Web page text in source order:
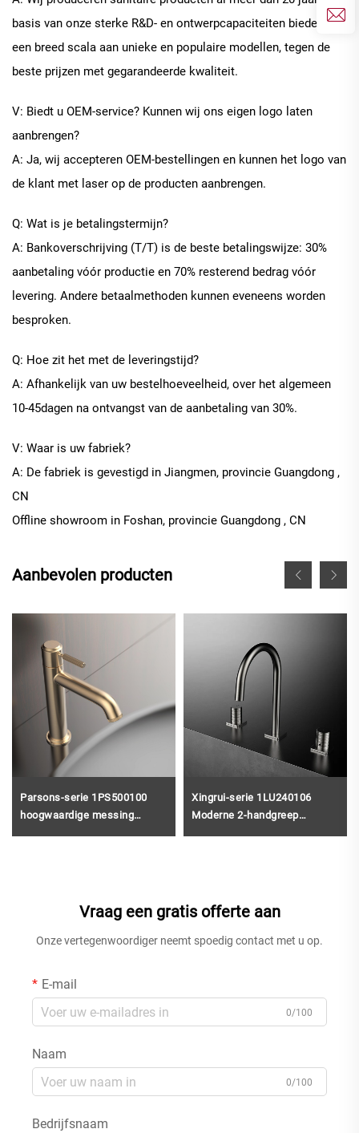
basis van onze sterke R&D- en ontwerpcapaciteiten bieden wij
een breed scala aan unieke en populaire modellen, tegen de
beste prijzen met gegarandeerde kwaliteit.
V: Biedt u OEM-service? Kunnen wij ons eigen logo laten
aanbrengen?
A: Ja, wij accepteren OEM-bestellingen en kunnen het logo van
de klant met laser op de producten aanbrengen.
Q: Wat is je betalingstermijn?
A: Bankoverschrijving (T/T) is de beste betalingswijze: 30%
aanbetaling vóór productie en 70% resterend bedrag vóór
levering. Andere betaalmethoden kunnen eveneens worden
besproken.
Q: Hoe zit het met de leveringstijd?
A: Afhankelijk van uw bestelhoeveelheid, over het algemeen
10-45dagen na ontvangst van de aanbetaling van 30%.
V: Waar is uw fabriek?
A: De fabriek is gevestigd in Jiangmen, provincie Guangdong ,
CN
Offline showroom in Foshan, provincie Guangdong , CN
Aanbevolen producten
Parsons-serie 1PS500100
hoogwaardige messing
Xingrui-serie 1LU240106
Moderne 2-handgreep
chroom
Vraag een gratis offerte aan
Onze vertegenwoordiger neemt spoedig contact met u op.
E-mail
0/100
Naam
0/100
Bedrijfsnaam